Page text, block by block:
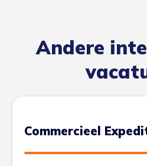
Andere
Commercieel